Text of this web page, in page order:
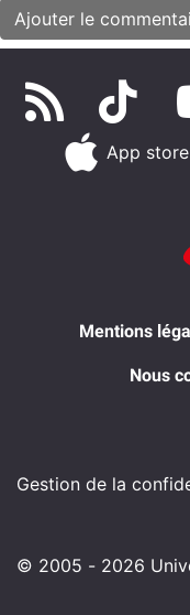
App store
Mentions
Nous
Gestion de la
© 2005 - 2026